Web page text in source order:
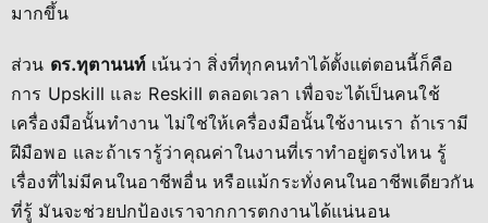
มากขึ้น
ส่วน ดร.ทุตานนท์ เน้นว่า สิ่งที่ทุกคนทำได้ตั้งแต่ตอนนี้ก็คือ
การ Upskill และ Reskill ตลอดเวลา เพื่อจะได้เป็นคนใช้
เครื่องมือนั้นทำงาน ไม่ใช่ให้เครื่องมือนั้นใช้งานเรา ถ้าเรามี
ฝีมือพอ และถ้าเรารู้ว่าคุณค่าในงานที่เราทำอยู่ตรงไหน รู้
เรื่องที่ไม่มีคนในอาชีพอื่น หรือแม้กระทั่งคนในอาชีพเดียวกัน
ที่รู้ มันจะช่วยปกป้องเราจากการตกงานได้แน่นอน